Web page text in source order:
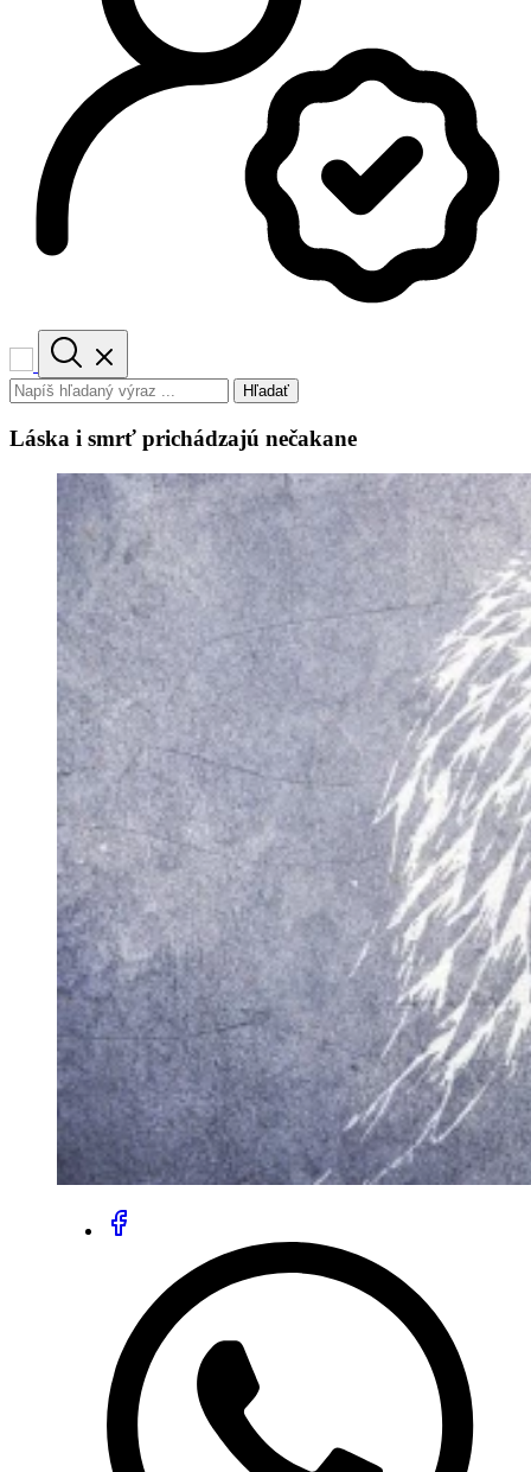
Hľadať
Láska i smrť prichádzajú nečakane